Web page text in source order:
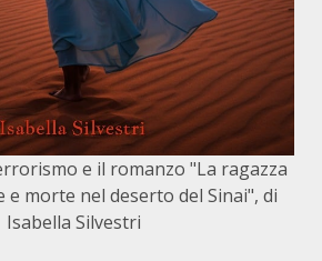
e il romanzo "La ragazza
e morte nel deserto del Sinai", di
Isabella Silvestri